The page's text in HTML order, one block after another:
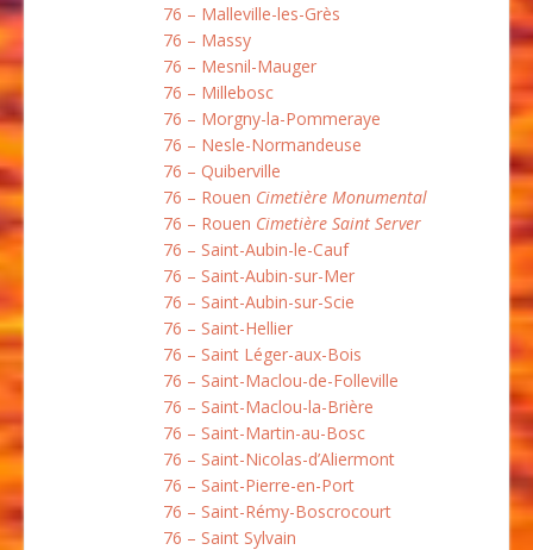
76 – Malleville-les-Grès
76 – Massy
76 – Mesnil-Mauger
76 – Millebosc
76 – Morgny-la-Pommeraye
76 – Nesle-Normandeuse
76 – Quiberville
76 – Rouen Cimetière Monumental
76 – Rouen Cimetière Saint Server
76 – Saint-Aubin-le-Cauf
76 – Saint-Aubin-sur-Mer
76 – Saint-Aubin-sur-Scie
76 – Saint-Hellier
76 – Saint Léger-aux-Bois
76 – Saint-Maclou-de-Folleville
76 – Saint-Maclou-la-Brière
76 – Saint-Martin-au-Bosc
76 – Saint-Nicolas-d’Aliermont
76 – Saint-Pierre-en-Port
76 – Saint-Rémy-Boscrocourt
76 – Saint Sylvain